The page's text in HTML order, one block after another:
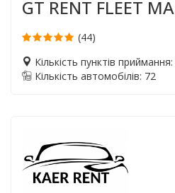
GT RENT FLEET
(44)
Кількість пунктів
Кількість автомобілів: 72